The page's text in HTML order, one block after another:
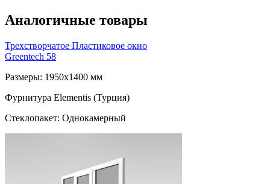
Аналогичные товары
Трехстворчатое Пластиковое окно
Greentech 58
Размеры: 1950x1400 мм
Фурнитура Elementis (Турция)
Стеклопакет: Однокамерный